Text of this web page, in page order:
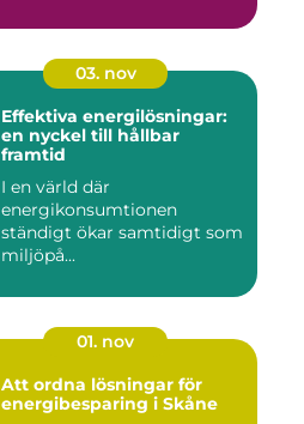
03. nov
Effektiva energilösningar:
en nyckel till hållbar
framtid
I en värld där
energikonsumtionen
ständigt ökar samtidigt som
miljöpå...
01. nov
Att ordna lösningar för
energibesparing i Skåne